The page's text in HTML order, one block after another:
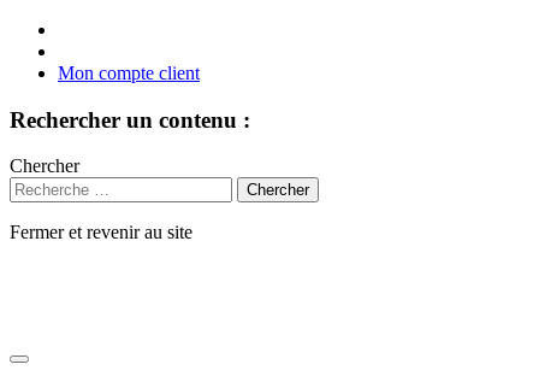
Mon compte client
Rechercher un contenu :
Chercher
Fermer et revenir au site